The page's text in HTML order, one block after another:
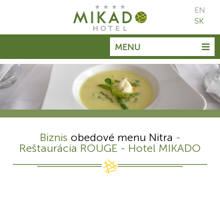
MENU
EN
SK
Biznis obedové menu Nitra -
Reštaurácia ROUGE - Hotel MIKADO